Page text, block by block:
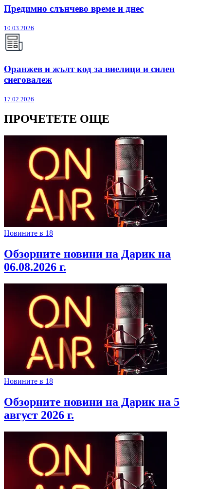
Предимно слънчево време и днес
10.03.2026
Оранжев и жълт код за виелици и силен
снеговалеж
17.02.2026
ПРОЧЕТЕТЕ ОЩЕ
Новините в 18
Обзорните новини на Дарик на
06.08.2026 г.
Новините в 18
Обзорните новини на Дарик на 5
август 2026 г.